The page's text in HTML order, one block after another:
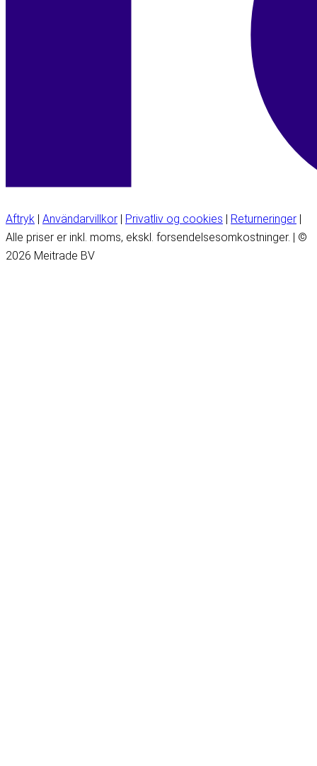
Aftryk | Användarvillkor | Privatliv og cookies | Returneringer |
Alle priser er inkl. moms, ekskl. forsendelsesomkostninger. | ©
2026 Meitrade BV